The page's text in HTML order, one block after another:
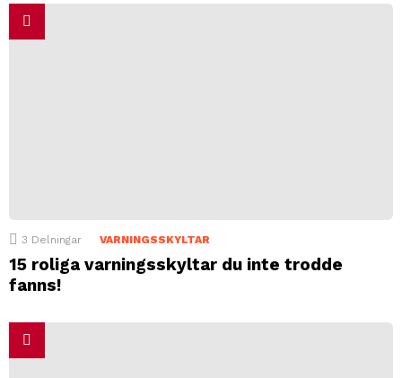
3 Delningar VARNINGSSKYLTAR
15 roliga varningsskyltar du inte trodde
fanns!